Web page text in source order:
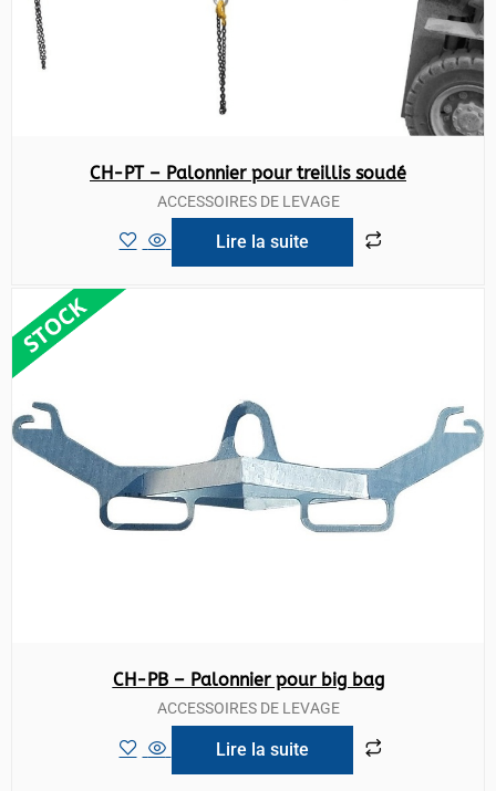
CH-PT – Palonnier pour treillis soudé
ACCESSOIRES DE LEVAGE
Lire la suite
CH-PB – Palonnier pour big bag
ACCESSOIRES DE LEVAGE
Lire la suite